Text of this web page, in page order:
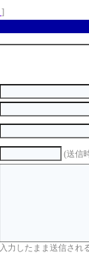
]
(送信
入力したまま送信され